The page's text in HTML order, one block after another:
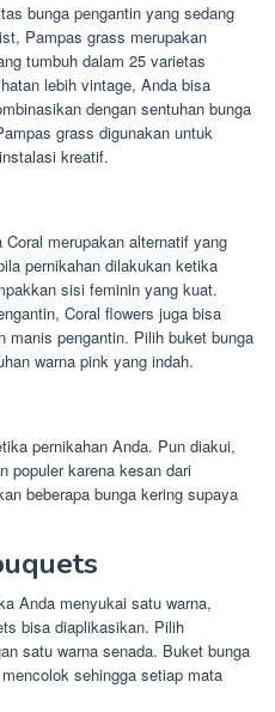
bunga pengantin yang sedang
Pampas grass merupakan
tumbuh dalam 25 varietas
lebih vintage, Anda bisa
dengan sentuhan bunga
grass digunakan untuk
kreatif.
Coral merupakan alternatif yang
pernikahan dilakukan ketika
sisi feminin yang kuat.
Coral flowers juga bisa
manis pengantin. Pilih buket bunga
warna pink yang indah.
pernikahan Anda. Pun diakui,
populer karena kesan dari
beberapa bunga kering supaya
Anda menyukai satu warna,
bisa diaplikasikan. Pilih
satu warna senada. Buket bunga
sehingga setiap mata